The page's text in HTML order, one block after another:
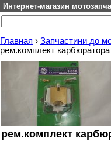
Интернет-магазин
Главная › Запчастини до
рем.комплект
рем.комплект